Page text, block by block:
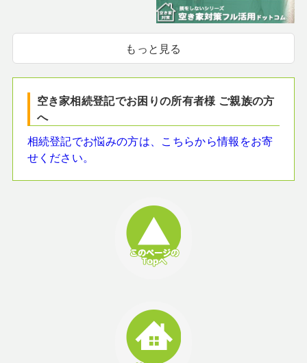
もっと見る
空き家相続登記でお困りの所有者様 ご親族の方
へ
相続登記でお悩みの方は、こちらから情報をお寄
せください。